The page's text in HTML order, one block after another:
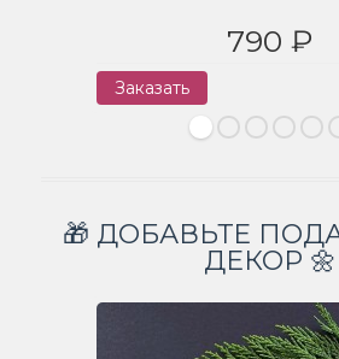
790 ₽
Заказать
🎁 ДОБАВЬТЕ
ДЕКОР 🌼